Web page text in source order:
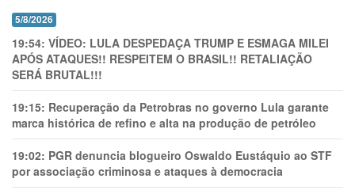
5/8/2026
19:54: VÍDEO: LULA DESPEDAÇA TRUMP E ESMAGA MILEI
APÓS ATAQUES!! RESPEITEM O BRASIL!! RETALIAÇÃO
SERÁ BRUTAL!!!
19:15: Recuperação da Petrobras no governo Lula garante
marca histórica de refino e alta na produção de petróleo
19:02: PGR denuncia blogueiro Oswaldo Eustáquio ao STF
por associação criminosa e ataques à democracia